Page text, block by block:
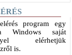
program egy
Windows saját
elérhetjük
is.